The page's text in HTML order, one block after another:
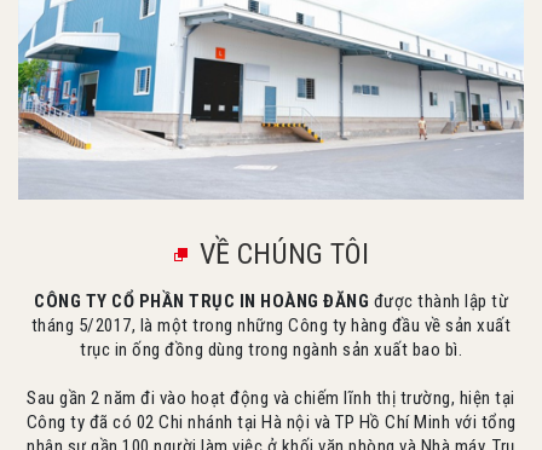
VỀ CHÚNG TÔI
CÔNG TY CỔ PHẦN TRỤC IN HOÀNG ĐĂNG được thành lập từ
tháng 5/2017, là một trong những Công ty hàng đầu về sản xuất
trục in ống đồng dùng trong ngành sản xuất bao bì.
Sau gần 2 năm đi vào hoạt động và chiếm lĩnh thị trường, hiện tại
Công ty đã có 02 Chi nhánh tại Hà nội và TP Hồ Chí Minh với tổng